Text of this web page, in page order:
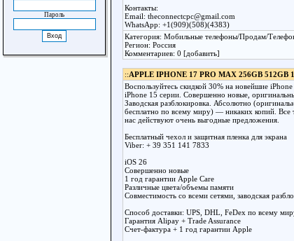
Пароль
Контакты:
Email: theconnectcpc@gmail.com
WhatsApp: +1(909)(508)(4383)
Категория: Мобильные телефоны/Продам/
Регион: Россия
Комментариев: 0 [добавить]
::APPLE IPHONE 17 PRO MAX 256GB
Воспользуйтесь скидкой 30% на новейшие
iPhone 15 серии. Совершенно новые,
Заводская разблокировка. Абсолютно
бесплатно по всему миру) — никаких копий. Все
нас действуют очень выгодные предложения.
Бесплатный чехол и защитная пленка для экрана
Viber: + 39 351 141 7833
iOS 26
Совершенно новые
1 год гарантии Apple Care
Различные цвета/объемы памяти
Совместимость со всеми сетями, заводская
Способ доставки: UPS, DHL, FeDex по всему
Гарантия Alipay + Trade Assurance
Счет-фактура + 1 год гарантии Apple